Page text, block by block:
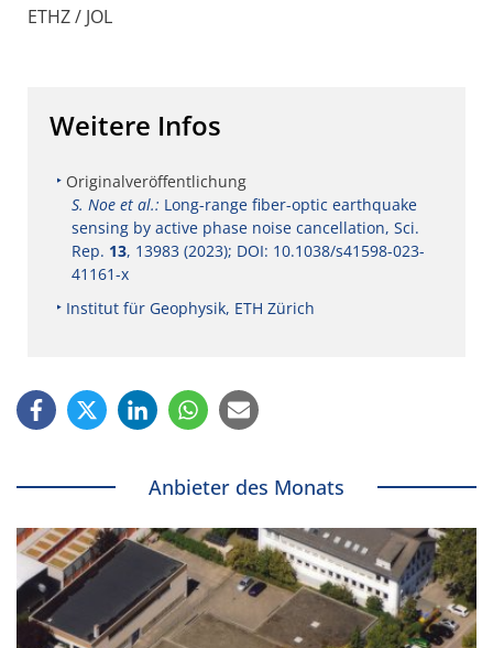
ETHZ / JOL
Weitere Infos
Originalveröffentlichung
S. Noe et al.: Long-range fiber-optic earthquake
sensing by active phase noise cancellation, Sci.
Rep. 13, 13983 (2023); DOI: 10.1038/s41598-023-
41161-x
Institut für Geophysik, ETH Zürich
Anbieter des Monats